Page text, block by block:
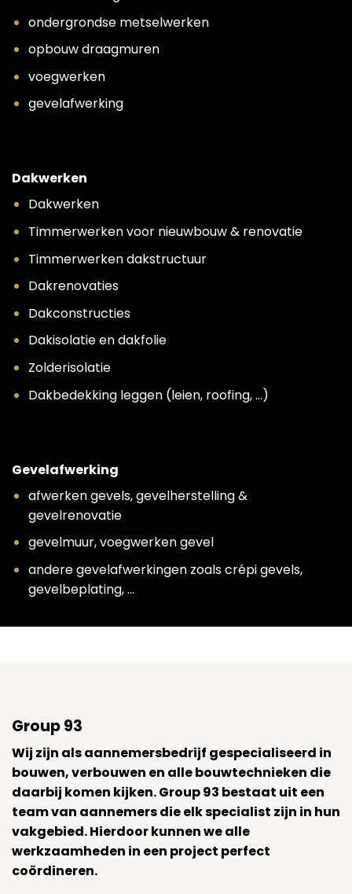
ondergrondse metselwerken
opbouw draagmuren
voegwerken
gevelafwerking
Dakwerken
Dakwerken
Timmerwerken voor nieuwbouw & renovatie
Timmerwerken dakstructuur
Dakrenovaties
Dakconstructies
Dakisolatie en dakfolie
Zolderisolatie
Dakbedekking leggen (leien, roofing, …)
Gevelafwerking
afwerken gevels, gevelherstelling &
gevelrenovatie
gevelmuur, voegwerken gevel
andere gevelafwerkingen zoals crépi gevels,
gevelbeplating, …
Group 93
Wij zijn als aannemersbedrijf gespecialiseerd in
bouwen, verbouwen en alle bouwtechnieken die
daarbij komen kijken. Group 93 bestaat uit een
team van aannemers die elk specialist zijn in hun
vakgebied. Hierdoor kunnen we alle
werkzaamheden in een project perfect
coördineren.